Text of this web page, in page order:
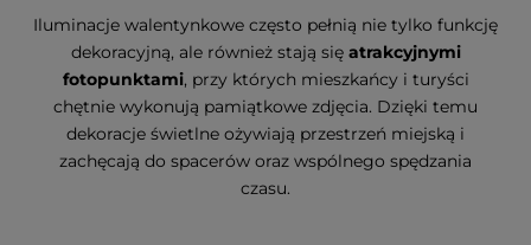
Iluminacje walentynkowe często pełnią nie tylko funkcję
dekoracyjną, ale również stają się atrakcyjnymi
fotopunktami, przy których mieszkańcy i turyści
chętnie wykonują pamiątkowe zdjęcia. Dzięki temu
dekoracje świetlne ożywiają przestrzeń miejską i
zachęcają do spacerów oraz wspólnego spędzania
czasu.